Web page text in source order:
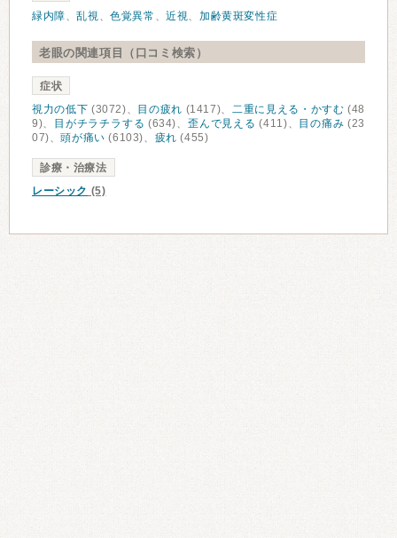
緑内障、乱視、色覚異常 、近視、加齢黄斑変性症
老眼の関連項目（口コミ検索）
症状
視力の低下 (3072)、 目の疲れ (1417)、 二重に見える・かすむ (48
9)、
目がチラチラする (634)、歪んで見える (411)、 目の痛み (23
07)、頭が痛い (6103)、 疲れ (455)
診療・治療法
レーシック (5)